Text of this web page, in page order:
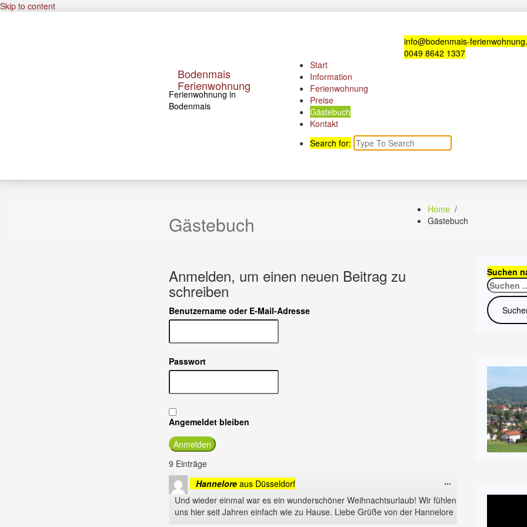
Skip to content
info@bodenmais-
0049 8642 1337
Bodenmais
Ferienwohnung
Ferienwohnung in
Bodenmais
Start
Information
Ferienwohnung
Preise
Gästebuch
Kontakt
Search for:
Gästebuch
Home /
Gästebuch
Anmelden, um einen neuen Beitrag zu
schreiben
Benutzername oder E-Mail-Adresse
Passwort
Angemeldet bleiben
9 Einträge
Hannelore aus Düsseldorf
Und wieder einmal war es ein wunderschöner Weihnachtsurlaub! Wir fühlen
uns hier seit Jahren einfach wie zu Hause. Liebe Grüße von der Hannelore
...
ein-/ausblenden.
Suchen